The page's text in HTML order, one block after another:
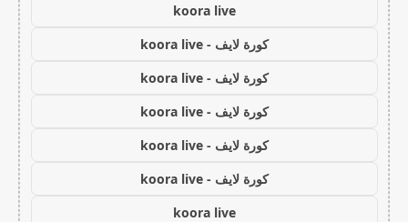
koora live
كورة لايف - koora live
كورة لايف - koora live
كورة لايف - koora live
كورة لايف - koora live
كورة لايف - koora live
koora live